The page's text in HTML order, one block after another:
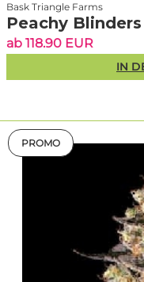
Bask Triangle Farms
Peachy Blinders
ab 118.90 EUR
IN
PROMO